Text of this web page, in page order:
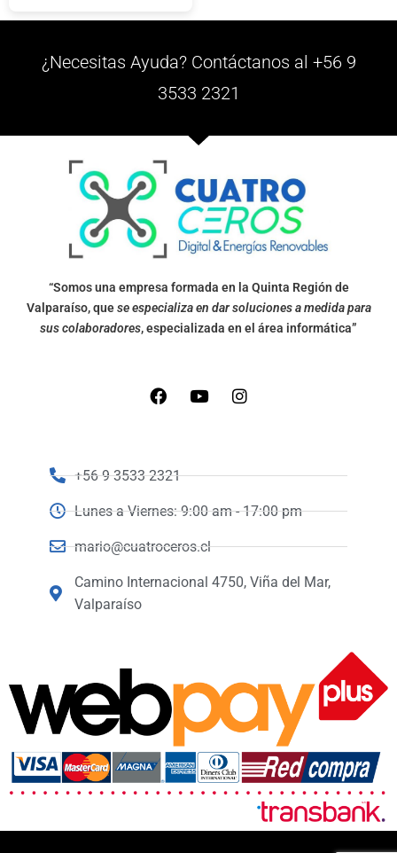
¿Necesitas Ayuda? Contáctanos al +56 9
3533 2321
“Somos una empresa formada en la Quinta Región de
Valparaíso, quese especializa en dar soluciones a medida para
sus colaboradores, especializada en el área informática”
+56 9 3533 2321
Lunes a Viernes: 9:00 am - 17:00 pm
mario@cuatroceros.cl
Camino Internacional 4750, Viña del Mar,
Valparaíso